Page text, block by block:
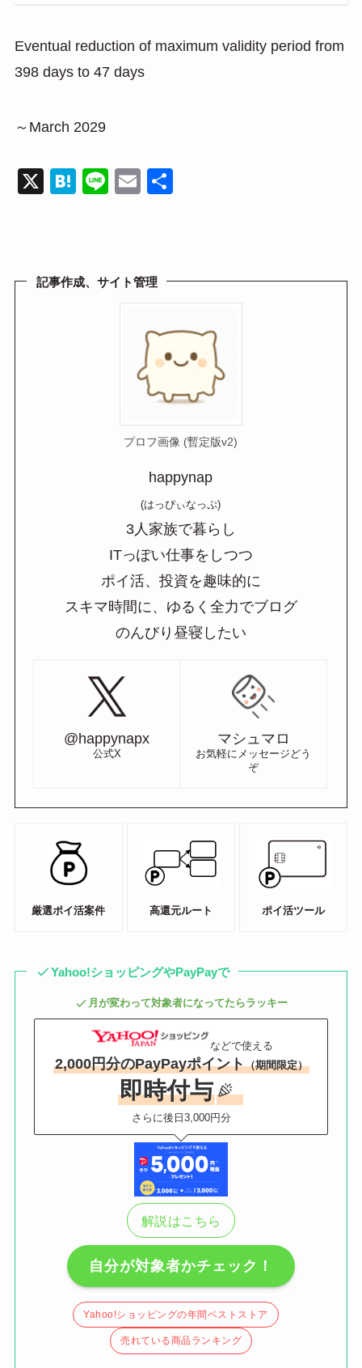
Eventual reduction of maximum validity period from
398 days to 47 days
～March 2029
X
H
a
Li
E
記事作成、サイト管理
プロフ画像 (暫定版v2)
happynap
(はっぴぃなっぷ)
3人家族で暮らし
ITっぽい仕事をしつつ
ポイ活、投資を趣味的に
スキマ時間に、ゆるく全力でブログ
のんびり昼寝したい
@happynapx
公式X
マシュマロ
お気軽にメッセージどう
ぞ
厳選ポイ活案件 高還元ルート ポイ活ツール
Yahoo!ショッピングやPayPayで
月が変わって対象者になってたらラッキー
などで使える
2,000円分のPayPayポイント（期間限定）
即時付与
さらに後日3,000円分
解説はこちら
自分が対象者かチェック！
Yahoo!ショッピングの年間ベストストア
売れている商品ランキング